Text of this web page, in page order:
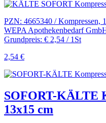
PZN: 4665340 / Kompressen,
WEPA Apothekenbedarf
Grundpreis: € 2,54 / 1St
2,54 €
SOFORT-KÄLTE
13x15 cm